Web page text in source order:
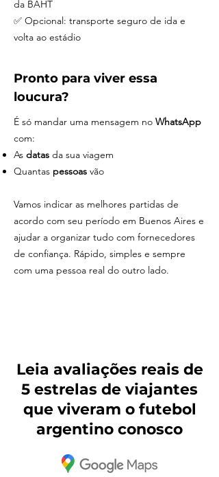
da BAHT
✅ Opcional: transporte seguro de ida e
volta ao estádio
Pronto para viver essa
loucura?
É só mandar uma mensagem no WhatsApp
com:
As datas da sua viagem
Quantas pessoas vão
Vamos indicar as melhores partidas de
acordo com seu período em Buenos Aires e
ajudar a organizar tudo com fornecedores
de confiança. Rápido, simples e sempre
com uma pessoa real do outro lado.
Leia avaliações reais de
5 estrelas de viajantes
que viveram o futebol
argentino conosco